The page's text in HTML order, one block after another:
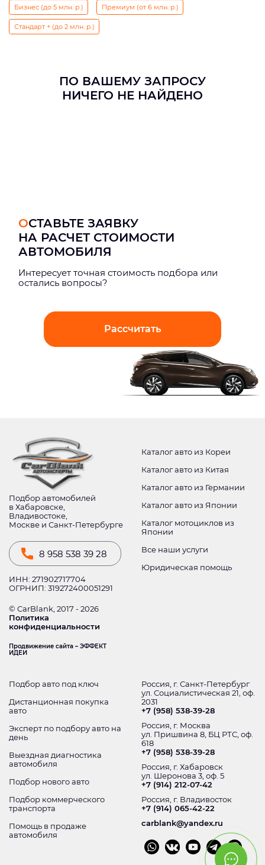
Бизнес (до 5 млн. р.) Премиум (от 6 млн. р.)
Стандарт + (до 2 млн. р.)
ПО ВАШЕМУ ЗАПРОСУ
НИЧЕГО НЕ НАЙДЕНО
ОСТАВЬТЕ ЗАЯВКУ
НА РАСЧЕТ СТОИМОСТИ
АВТОМОБИЛЯ
Интерeсует точная стоимость подбора или
остались вопросы?
Рассчитать
Подбор автомобилей
в Хабаровске,
Владивостоке,
Москве и Санкт-Петербурге
8 958 538 39 28
ИНН: 271902717704
ОГРНИП: 319272400051291
© CarBlank, 2017 - 2026
Политика
конфиденциальности
Продвижение сайта – ЭФФЕКТ
ИДЕИ
Каталог авто из Кореи
Каталог авто из Китая
Каталог авто из Германии
Каталог авто из Японии
Каталог мотоциклов из
Японии
Все наши услуги
Юридическая помощь
Подбор авто под ключ
Дистанционная покупка
авто
Эксперт по подбору авто на
день
Выездная диагностика
автомобиля
Подбор нового авто
Подбор коммерческого
транспорта
Помощь в продаже
автомобиля
Россия, г. Санкт-Петербург
ул. Социалистическая 21, оф.
2031
+7 (958) 538-39-28
Россия, г. Москва
ул. Пришвина 8, БЦ РТС, оф.
618
+7 (958) 538-39-28
Россия, г. Хабаровск
ул. Шеронова 3, оф. 5
+7 (914) 212-07-42
Россия, г. Владивосток
+7 (914) 065-42-22
carblank@yandex.ru